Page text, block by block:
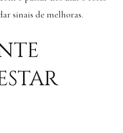
sinais de melhoras.